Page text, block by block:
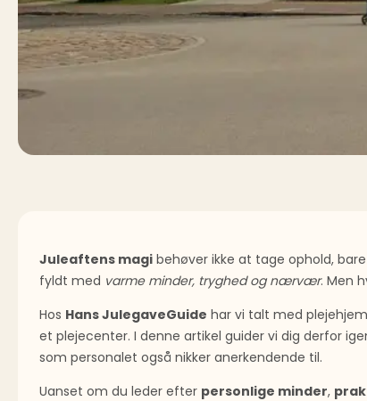
Juleaftens magi behøver ikke at tage ophold,
fyldt med varme minder, tryghed og nærvær. Men
Hos Hans JulegaveGuide har vi talt med
et plejecenter. I denne artikel guider vi dig derfor
som personalet også nikker anerkendende til.
Uanset om du leder efter personlige minder,